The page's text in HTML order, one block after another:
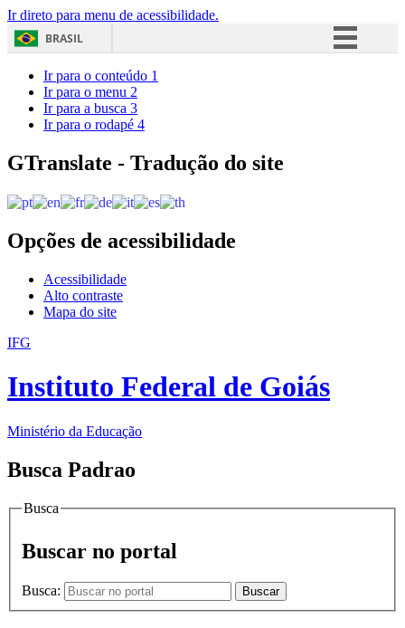
Ir direto para menu de acessibilidade.
BRASIL
Acesso à informação
Ir para o conteúdo 1
Ir para o menu 2
Ir para a busca 3
Ir para o rodapé 4
GTranslate - Tradução do site
Opções de acessibilidade
Acessibilidade
Alto contraste
Mapa do site
IFG
Instituto Federal de Goiás
Ministério da Educação
Busca Padrao
Busca
Buscar no portal
Busca: Buscar